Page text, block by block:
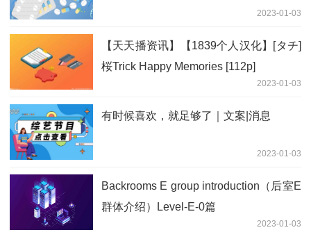
2023-01-03
【天天播资讯】【1839个人汉化】[タチ]
桜Trick Happy Memories [112p]
2023-01-03
有时候喜欢，就足够了｜文案|消息
2023-01-03
Backrooms E group introduction（后室E
群体介绍）Level-E-0篇
2023-01-03